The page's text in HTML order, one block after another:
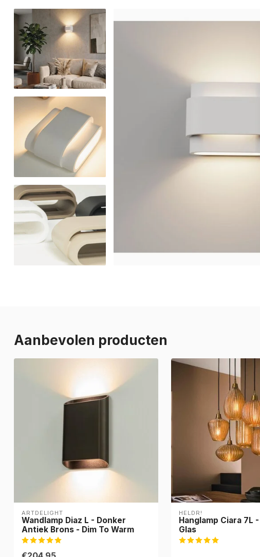
Aanbevolen producten
ARTDELIGHT
Wandlamp Diaz L - Donker
Antiek Brons - Dim To Warm
HELDR!
Hanglamp Ciara 7L
Glas